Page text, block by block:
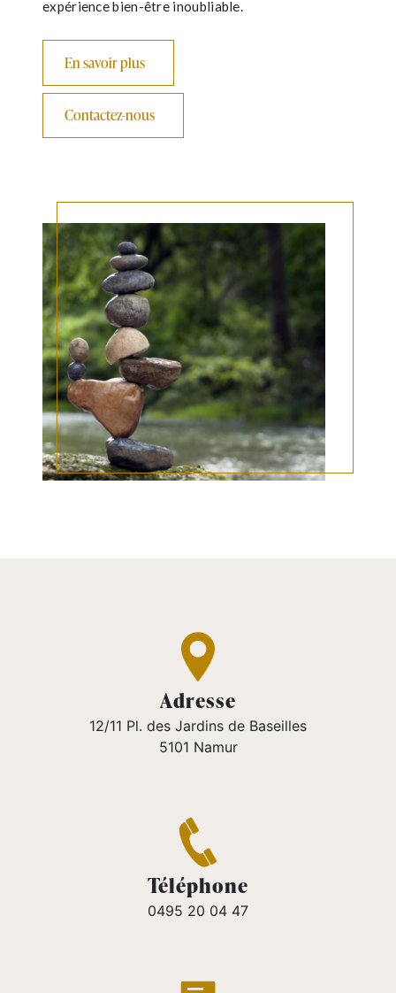
expérience bien-être inoubliable.
En savoir plus
Contactez-nous
Adresse
12/11 Pl. des Jardins de Baseilles
5101 Namur
Téléphone
0495 20 04 47